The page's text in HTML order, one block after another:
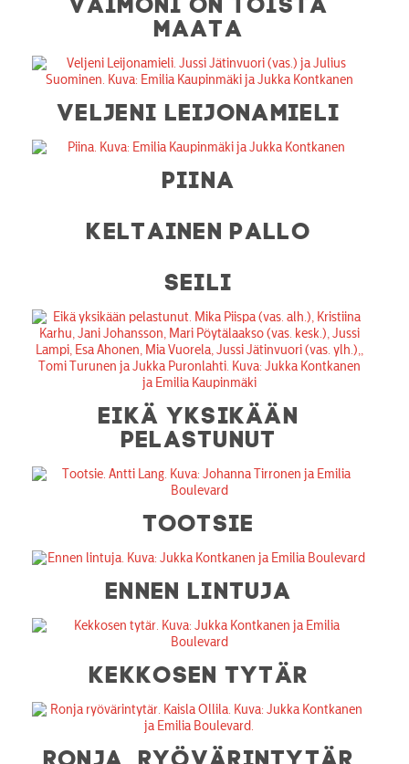
MAATA
VELJENI LEIJONAMIELI
PIINA
KELTAINEN PALLO
SEILI
EIKÄ YKSIKÄÄN
PELASTUNUT
TOOTSIE
ENNEN LINTUJA
KEKKOSEN TYTÄR
RONJA, RYÖVÄRINTYTÄR